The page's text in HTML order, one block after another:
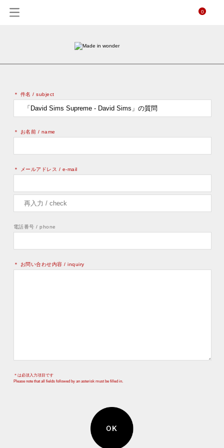
0
＊ 件名 / subject
＊ お名前 / name
＊ メールアドレス / e-mail
電話番号 / phone
＊ お問い合わせ内容 / inquiry
＊は必須入力項目です
Please note that all fields followed by an asterisk must be filled in.